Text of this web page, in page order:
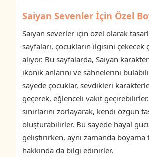
Saiyan Sevenler İçin Özel
Saiyan severler için özel olarak
sayfaları, çocukların ilgisini
alıyor. Bu sayfalarda, Saiyan
ikonik anlarını ve sahnelerini
sayede çocuklar, sevdikleri
geçerek, eğlenceli vakit
sınırlarını zorlayarak, kendi özgün
oluşturabilirler. Bu sayede hayal
geliştirirken, aynı zamanda boyama
hakkında da bilgi edinirler.